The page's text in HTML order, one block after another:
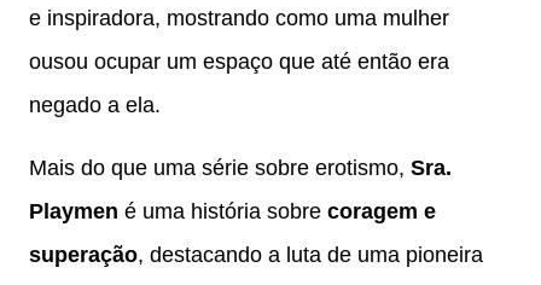
e inspiradora, mostrando como uma mulher
ousou ocupar um espaço que até então era
negado a ela.
Mais do que uma série sobre erotismo, Sra.
Playmen é uma história sobre coragem e
superação, destacando a luta de uma pioneira